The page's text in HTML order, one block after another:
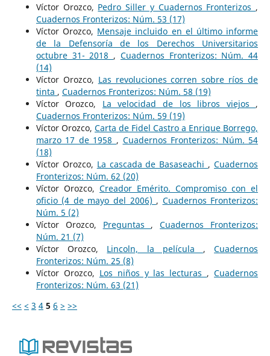
Víctor Orozco, Pedro Siller y Cuadernos Fronterizos ,
Cuadernos Fronterizos: Núm. 53 (17)
Víctor Orozco, Mensaje incluido en el último informe
de la Defensoría de los Derechos Universitarios
octubre 31- 2018 , Cuadernos Fronterizos: Núm. 44
(14)
Víctor Orozco, Las revoluciones corren sobre ríos de
tinta , Cuadernos Fronterizos: Núm. 58 (19)
Víctor Orozco, La velocidad de los libros viejos ,
Cuadernos Fronterizos: Núm. 59 (19)
Víctor Orozco, Carta de Fidel Castro a Enrique Borrego,
marzo 17 de 1958 , Cuadernos Fronterizos: Núm. 54
(18)
Víctor Orozco, La cascada de Basaseachi ,Cuadernos
Fronterizos: Núm. 62 (20)
Víctor Orozco, Creador Emérito. Compromiso con el
oficio (4 de mayo del 2006) , Cuadernos Fronterizos:
Núm. 5 (2)
Víctor Orozco, Preguntas ,Cuadernos Fronterizos:
Núm. 21 (7)
Víctor Orozco, Lincoln, la película ,Cuadernos
Fronterizos: Núm. 25 (8)
Víctor Orozco, Los niños y las lecturas ,Cuadernos
Fronterizos: Núm. 63 (21)
<< < 3 4 5 6 > >>